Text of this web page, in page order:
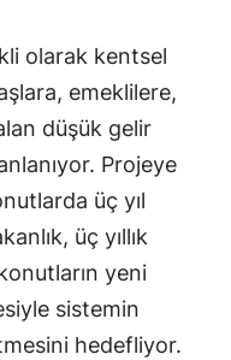
olarak kentsel
emeklilere,
düşük gelir
Projeye
üç yıl
üç yıllık
yeni
sistemin
hedefliyor.